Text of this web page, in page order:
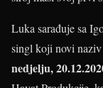
Luka sarađuje sa
singl koji novi naziv
nedjelju,